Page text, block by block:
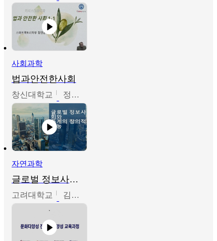
사회과학
법과안전한사회
창신대학교 정연균
자연과학
글로벌 정보사회와 통계의 창의적 기능
고려대학교 김희영